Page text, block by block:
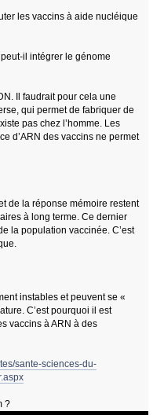
les vaccins à aide nucléique
il intégrer le génome
Il faudrait pour cela une
qui permet de fabriquer de
pas chez l’homme. Les
d’ARN des vaccins ne permet
de la réponse mémoire restent
à long terme. Ce dernier
la population vaccinée. C’est
instables et peuvent se «
C’est pourquoi il est
vaccins à ARN à des
sante-sciences-du-
?